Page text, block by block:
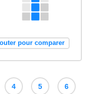
pour comparer
4 5 6